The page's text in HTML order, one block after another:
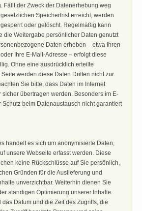
Fällt der Zweck der Datenerhebung weg
Speicherfrist erreicht, werden
oder gelöscht. Regelmäßig kann
die Weitergabe persönlicher Daten genutzt
Daten erheben – etwa Ihren
Ihre E-Mail-Adresse – erfolgt diese
Ohne eine ausdrücklich erteilte
werden diese Daten Dritten nicht zur
Sie bitte, dass Daten im Internet
übertragen werden. Besonders im E-
Schutz beim Datenaustausch nicht garantiert
handelt es sich um anonymisierte Daten,
unsere Webseite erfasst werden. Diese
keine Rückschlüsse auf Sie persönlich,
Gründen für die Auslieferung und
unverzichtbar. Weiterhin dienen Sie
ständigen Optimierung unserer Inhalte.
Datum und die Zeit des Zugriffs, die